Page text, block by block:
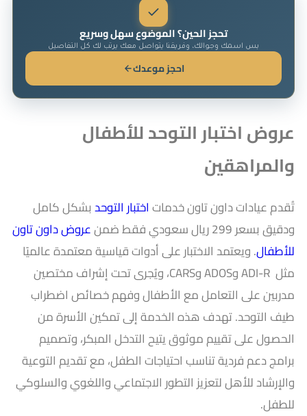
تحجز الحين؟ الموضوع سهل وسريع
بس اسمك وجوالك، وفريقنا يتواصل معك يرتب لك كل التفاصيل
احجز موعدك
عروض اختبار التوحد للأطفال
والمراهقين
تُقدم عيادات داون تاون خدماتاختبار التوحدبشكل كامل
ودقيق بسعر 299 ريال سعودي فقط ضمن
عروض داون تاون
للأطفال. ويعتمد الاختبار على أدوات قياسية معتمدة عالميًا
مثل ADI-R وADOS وCARS، ويُجرى تحت إشراف مختصين
مدربين على التعامل مع الأطفال وفهم خصائص اضطراب
طيف التوحد. تهدف هذه الخدمة إلى تمكين الأسرة من
الحصول على تقييم موثوق يتيح التدخل المبكر، وتصميم
برامج دعم فردية تناسب احتياجات الطفل، مع تقديم التوعية
والإرشاد للأهل لتعزيز التطور الاجتماعي واللغوي والسلوكي
للطفل.